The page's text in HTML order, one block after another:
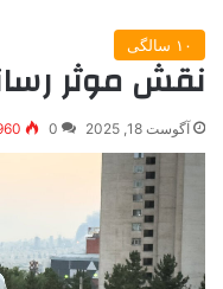
۱۰ سالگی
نقش موثر
آگوست 18, 2025 0